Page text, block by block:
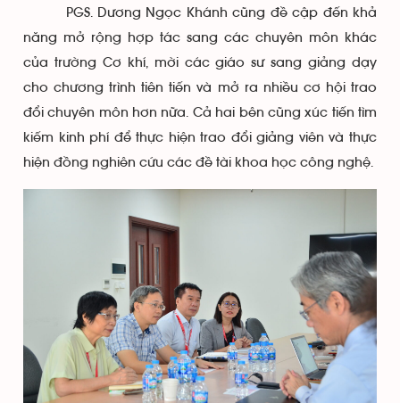
PGS. Dương Ngọc Khánh cũng đề cập đến khả
năng mở rộng hợp tác sang các chuyên môn khác
của trường Cơ khí, mời các giáo sư sang giảng dạy
cho chương trình tiên tiến và mở ra nhiều cơ hội trao
đổi chuyên môn hơn nữa. Cả hai bên cũng xúc tiến tìm
kiếm kinh phí để thực hiện trao đổi giảng viên và thực
hiện đồng nghiên cứu các đề tài khoa học công nghệ.